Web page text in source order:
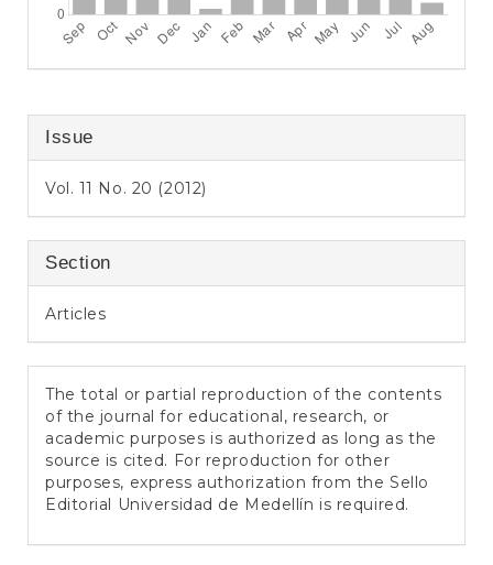
Issue
Vol. 11 No. 20 (2012)
Section
Articles
The total or partial reproduction of the contents
of the journal for educational, research, or
academic purposes is authorized as long as the
source is cited. For reproduction for other
purposes, express authorization from the Sello
Editorial Universidad de Medellín is required.